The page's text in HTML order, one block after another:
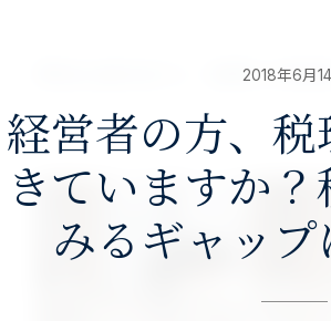
澤田公認会計士・税理士事務
2018年6月
経営者の方、
きていますか
みるギャッ